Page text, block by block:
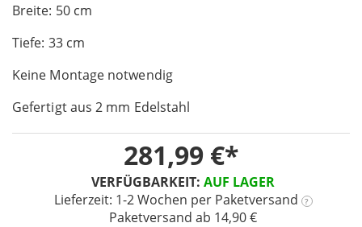
Breite: 50 cm
Tiefe: 33 cm
Keine Montage notwendig
Gefertigt aus 2 mm Edelstahl
VERFÜGBARKEIT: AUF LAGER
Lieferzeit: 1-2 Wochen per Paketversand ?
Paketversand ab 14,90 €
281,99 €
the
images
gallery